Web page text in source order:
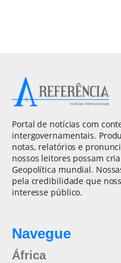
Portal de notícias com
intergovernamentais.
notas, relatórios e
nossos leitores possam
Geopolítica mundial.
pela credibilidade que
interesse público.
Navegue
África